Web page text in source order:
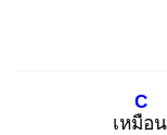
เหมือ
C